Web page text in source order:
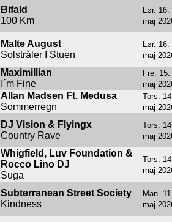
Bifald
100 Km
Lør. 16.
maj
Malte August
Solstråler I Stuen
Lør. 16.
maj
Maximillian
I´m Fine
Fre. 15.
maj
Allan Madsen Ft. Medusa
Sommerregn
Tors.
maj
DJ Vision & Flyingx
Country Rave
Tors.
maj
Whigfield, Luv Foundation &
Rocco Lino DJ
Suga
Tors.
maj
Subterranean Street Society
Kindness
Man.
maj